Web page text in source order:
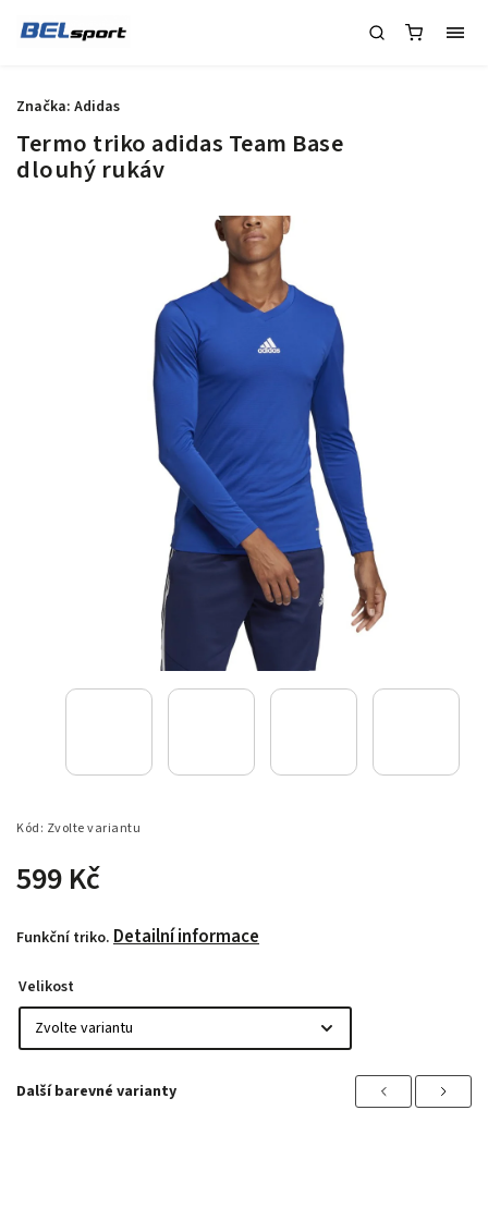
Termo triko adidas Team Base
dlouhý rukáv
Kód: Zvolte variantu
599 Kč
Funkční triko. Detailní informace
Značka: Adidas
Velikost
Previous Next